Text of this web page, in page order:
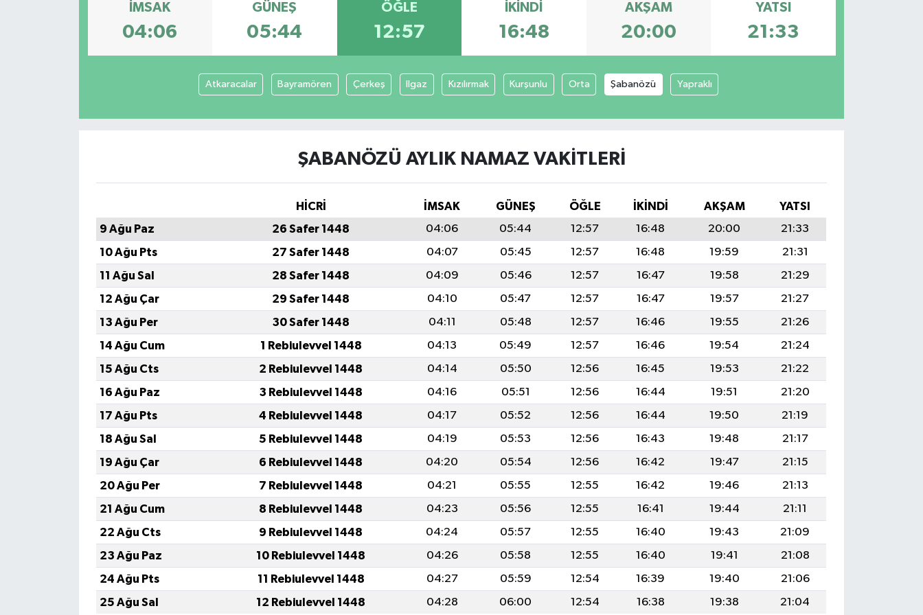
İMSAK
04:06
GÜNEŞ
05:44
ÖĞLE
12:57
İKINDI
16:48
AKŞAM
20:00
YATSI
21:33
Atkaracalar Bayramören Çerkeş Ilgaz Kızılırmak Kurşunlu Orta Şabanözü Yapraklı
ŞABANÖZÜ AYLIK NAMAZ VAKITLERI
HİCRİ İMSAK GÜNEŞ ÖĞLE İKINDI AKŞAM
YATSI
9 Ağu Paz
26 Safer 1448 04:06 05:44 12:57 16:48 20:00
21:33
10 Ağu Pts
27 Safer 1448 04:07 05:45 12:57 16:48 19:59
21:31
11 Ağu Sal
28 Safer 1448 04:09 05:46 12:57 16:47 19:58
21:29
12 Ağu Çar
29 Safer 1448 04:10 05:47 12:57 16:47 19:57
21:27
13 Ağu Per
30 Safer 1448 04:11 05:48 12:57 16:46 19:55
21:26
14 Ağu Cum
1 Rebiulevvel 1448 04:13 05:49 12:57 16:46 19:54
21:24
15 Ağu Cts
2 Rebiulevvel 1448 04:14 05:50 12:56 16:45 19:53
21:22
16 Ağu Paz
3 Rebiulevvel 1448 04:16 05:51 12:56 16:44 19:51
21:20
17 Ağu Pts
4 Rebiulevvel 1448 04:17 05:52 12:56 16:44 19:50
21:19
18 Ağu Sal
5 Rebiulevvel 1448 04:19 05:53 12:56 16:43 19:48
21:17
19 Ağu Çar
6 Rebiulevvel 1448 04:20 05:54 12:56 16:42 19:47
21:15
20 Ağu Per
7 Rebiulevvel 1448 04:21 05:55 12:55 16:42 19:46
21:13
21 Ağu Cum
8 Rebiulevvel 1448 04:23 05:56 12:55 16:41 19:44
21:11
22 Ağu Cts
9 Rebiulevvel 1448 04:24 05:57 12:55 16:40 19:43
21:09
23 Ağu Paz
10 Rebiulevvel 1448 04:26 05:58 12:55 16:40 19:41
21:08
24 Ağu Pts
11 Rebiulevvel 1448 04:27 05:59 12:54 16:39 19:40
21:06
25 Ağu Sal
12 Rebiulevvel 1448 04:28 06:00 12:54 16:38 19:38 21:04